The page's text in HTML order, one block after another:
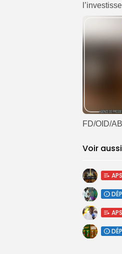
FD/OID/AB
Voir